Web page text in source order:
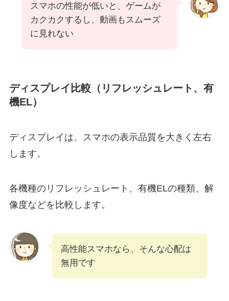
スマホの性能が低いと、ゲームが
カクカクするし、動画もスムーズ
に見れない
ディスプレイ比較（リフレッシュレート、有
機EL）
ディスプレイは、スマホの表示品質を大きく左右
します。
各機種のリフレッシュレート、有機ELの種類、解
像度などを比較します。
高性能スマホなら、そんな心配は
無用です